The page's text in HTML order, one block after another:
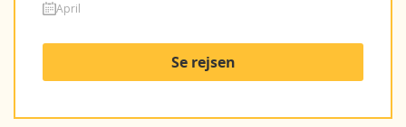
April
Se rejsen